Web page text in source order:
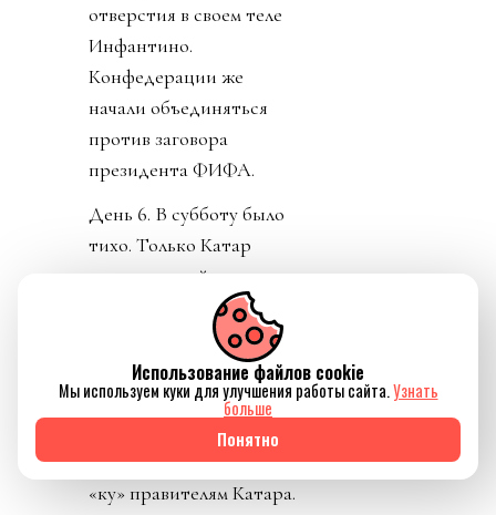
отверстия в своем теле
Инфантино.
Конфедерации же
начали объединяться
против заговора
президента ФИФА.
День 6. В субботу было
тихо. Только Катар
заявил о своей
поддержке Инфантино.
Напомню, шеф ФИФА и
чемпионат у них провел,
и на их джете летал по
всему свету, и лично
регулярно летал делать
«ку» правителям Катара.
Использование файлов cookie
Мы используем куки для улучшения работы сайта.Узнать
больше
Понятно